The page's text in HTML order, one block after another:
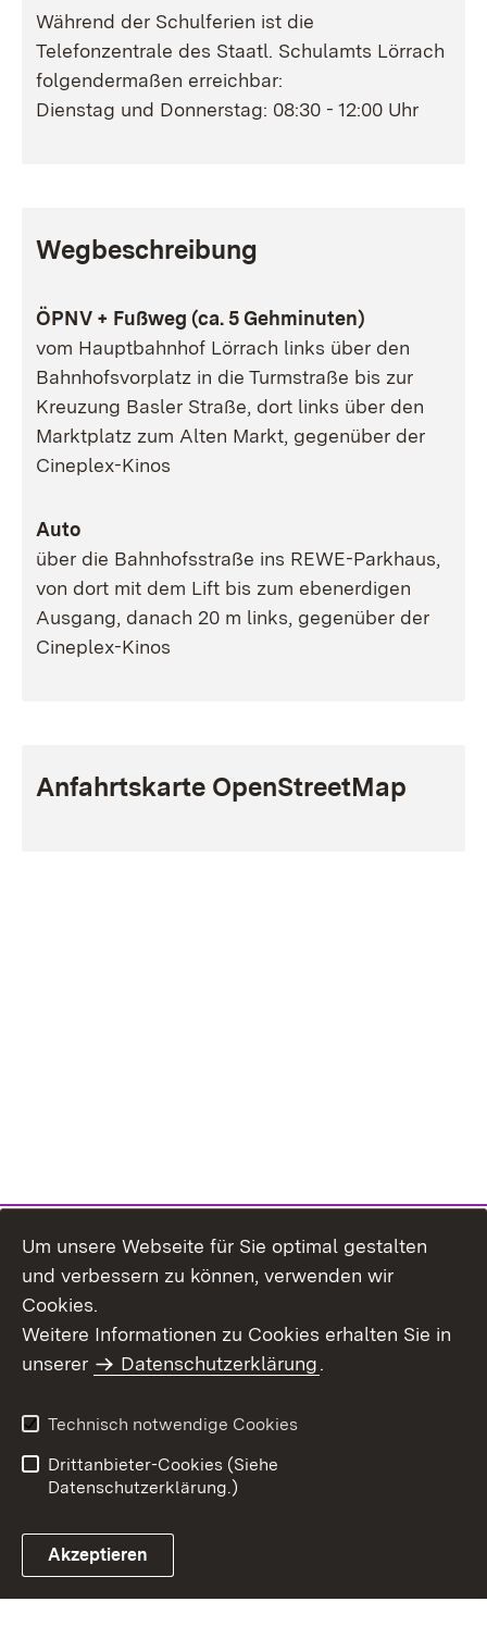
Während der Schulferien ist die
Telefonzentrale des Staatl. Schulamts Lörrach
folgendermaßen erreichbar:
Dienstag und Donnerstag: 08:30 - 12:00 Uhr
Wegbeschreibung
ÖPNV + Fußweg (ca. 5 Gehminuten)
vom Hauptbahnhof Lörrach links über den
Bahnhofsvorplatz in die Turmstraße bis zur
Kreuzung Basler Straße, dort links über den
Marktplatz zum Alten Markt, gegenüber der
Cineplex-Kinos
Auto
über die Bahnhofsstraße ins REWE-Parkhaus,
von dort mit dem Lift bis zum ebenerdigen
Ausgang, danach 20 m links, gegenüber der
Cineplex-Kinos
Anfahrtskarte OpenStreetMap
Benutzungshinweise
Erklärung zur
Um unsere Webseite für Sie optimal gestalten
und verbessern zu können, verwenden wir
Cookies.
Weitere Informationen zu Cookies erhalten Sie in
unserer
Datenschutzerklärung.
Technisch notwendige Cookies
Drittanbieter-Cookies (Siehe
Datenschutzerklärung.)
Akzeptieren